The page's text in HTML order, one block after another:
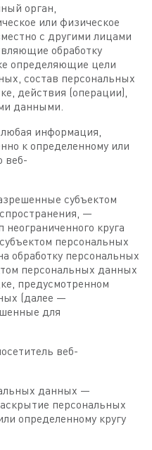
орган,
или физическое
с другими лицами
обработку
определяющие цели
состав персональных
действия (операции),
данными.
информация,
к определенному или
веб-
субъектом
—
круга
персональных
обработку персональных
персональных данных
предусмотренном
(далее —
для
веб-
данных —
персональных
определенному кругу